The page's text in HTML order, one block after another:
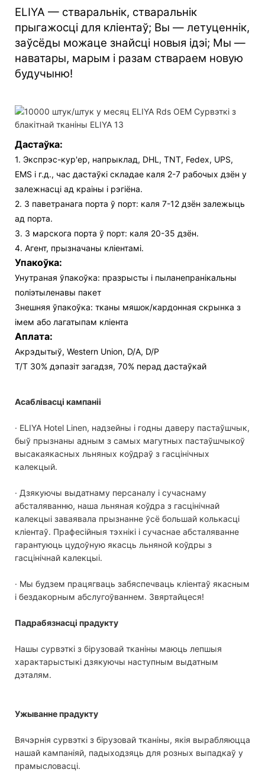
ELIYA — стваральнік, стваральнік
прыгажосці для кліентаў; Вы — летуценнік,
заўсёды можаце знайсці новыя ідэі; Мы —
наватары, марым і разам ствараем новую
будучыню!
Дастаўка:
1. Экспрэс-кур'ер, напрыклад, DHL, TNT, Fedex, UPS,
EMS і г.д., час дастаўкі складае каля 2-7 рабочых дзён у
залежнасці ад краіны і рэгіёна.
2. З паветранага порта ў порт: каля 7-12 дзён залежыць
ад порта.
3. З марскога порта ў порт: каля 20-35 дзён.
4. Агент, прызначаны кліентамі.
Упакоўка:
Унутраная ўпакоўка: празрысты і пыланепранікальны
поліэтыленавы пакет
Знешняя ўпакоўка: тканы мяшок/кардонная скрынка з
імем або лагатыпам кліента
Аплата:
Акрэдытыў, Western Union, D/A, D/P
T/T 30% дэпазіт загадзя, 70% перад дастаўкай
Асаблівасці кампаніі
· ELIYA Hotel Linen, надзейны і годны даверу пастаўшчык,
быў прызнаны адным з самых магутных пастаўшчыкоў
высакаякасных льняных коўдраў з гасцінічных
калекцый.
· Дзякуючы выдатнаму персаналу і сучаснаму
абсталяванню, наша льняная коўдра з гасцінічнай
калекцыі заваявала прызнанне ўсё большай колькасці
кліентаў. Прафесійныя тэхнікі і сучаснае абсталяванне
гарантуюць цудоўную якасць льняной коўдры з
гасцінічнай калекцыі.
· Мы будзем працягваць забяспечваць кліентаў якасным
і бездакорным абслугоўваннем. Звяртайцеся!
Падрабязнасці прадукту
Нашы сурвэткі з бірузовай тканіны маюць лепшыя
характарыстыкі дзякуючы наступным выдатным
дэталям.
Ужыванне прадукту
Вячэрнія сурвэткі з бірузовай тканіны, якія вырабляюцца
нашай кампаніяй, падыходзяць для розных выпадкаў у
прамысловасці.